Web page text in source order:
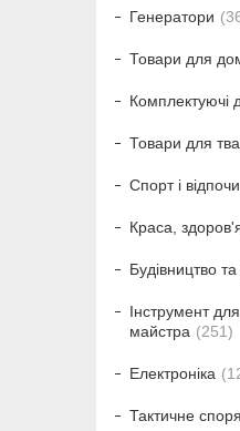
Генератори
Товари для
Комплектуючі
Товари для
Спорт і
Краса,
Будівництво
Інструмент
майстра
251
Електроніка
Тактичне